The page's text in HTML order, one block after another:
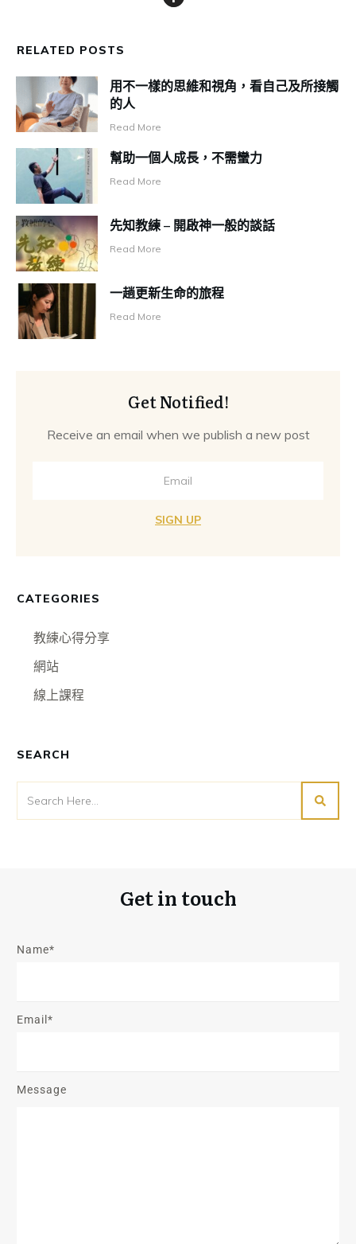
RELATED POSTS
用不一樣的思維和視角，看自己及所接觸
的人
Read More
幫助一個人成長，不需蠻力
Read More
先知教練 – 開啟神一般的談話
Read More
一趟更新生命的旅程
Read More
Get Notified!
Receive an email when we publish a new post
SIGN UP
CATEGORIES
教練心得分享
網站
線上課程
SEARCH
Get in touch
Name*
Email*
Message